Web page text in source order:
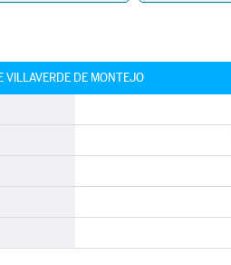
VILLAVERDE DE MONTEJO